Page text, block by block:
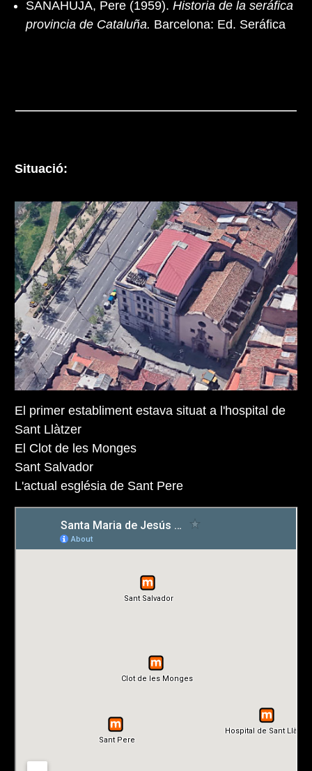
SANAHUJA, Pere (1959). Historia de la seráfica
provincia de Cataluña. Barcelona: Ed. Seráfica
Situació:
El primer establiment estava situat a l'hospital de
Sant Llàtzer
El Clot de les Monges
Sant Salvador
L'actual església de Sant Pere